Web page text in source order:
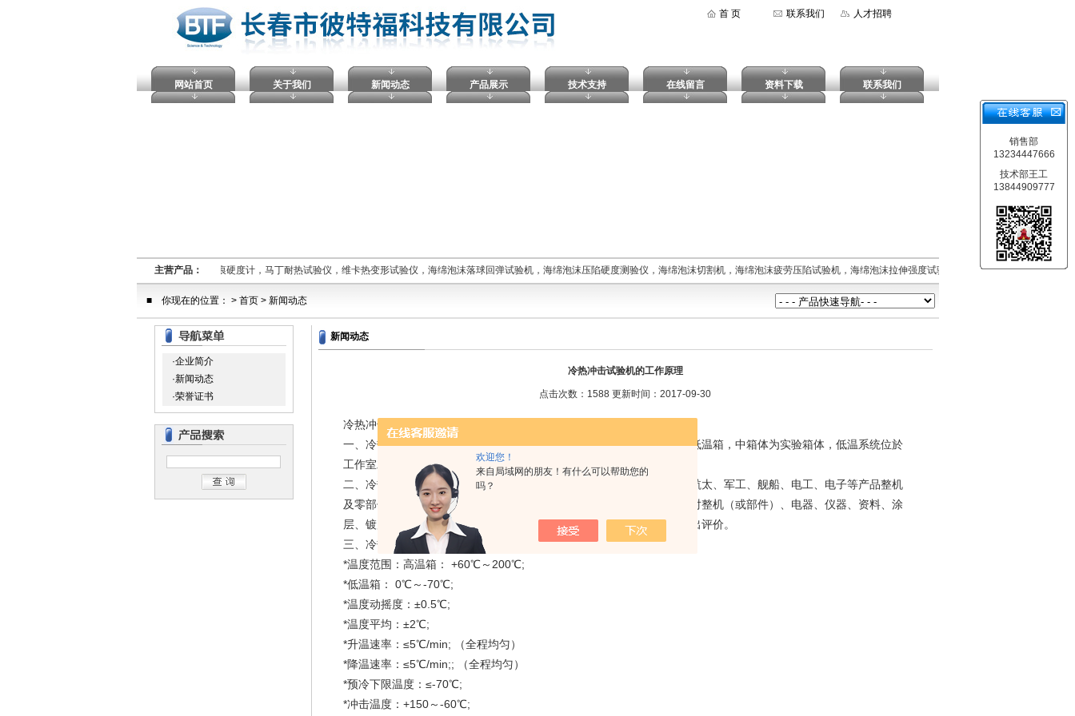
欢迎您！
来自局域网的朋友！有什么可以帮助您的
吗？
首 页 联系我们 人才招聘
网站首页 关于我们 新闻动态 产品展示 技术支持 在线留言 资料下载 联系我们
主营产品：
熔融指数仪,电压击穿试验仪，塑料球压痕硬度计，马丁耐热试验仪，维卡热变形试验仪，海绵泡沫落球回弹试验机，海绵泡沫压陷硬度测验仪，海绵泡沫切割机，海绵泡沫疲劳压陷试验机，海绵泡沫拉伸强度试验机，摆锤式冲击试验机
销售部
13234447666
技术部王工
13844909777
■ 你现在的位置： > 首页> 新闻动态
·企业简介
·新闻动态
·荣誉证书
新闻动态
冷热冲击试验机的工作原理
点击次数：1588 更新时间：2017-09-30
冷热冲击实验机的工作原理：
一、冷热冲击实验机采用上、中、下箱体构造，上部为高温箱，下部为低温箱，中箱体为实验箱体，低温系统位於
工作室左部，电器控制柜置於实验箱的右侧面，便於操作。
二、冷热冲击实验机的作用：是依据用户请求设计制造，适用于航空、航太、军工、舰船、电工、电子等产品整机
及零部件的上下温冲击实验及高温或低温环境下的储存和实验。供用户对整机（或部件）、电器、仪器、资料、涂
层、镀层等作相应的气候环境加速实验，以便对试品或试品实验行为作出评价。
三、冷热冲击实验机主要技术指标：
*温度范围：高温箱： +60℃～200℃;
*低温箱： 0℃～-70℃;
*温度动摇度：±0.5℃;
*温度平均：±2℃;
*升温速率：≤5℃/min; （全程均匀）
*降温速率：≤5℃/min;; （全程均匀）
*预冷下限温度：≤-70℃;
*冲击温度：+150～-60℃;